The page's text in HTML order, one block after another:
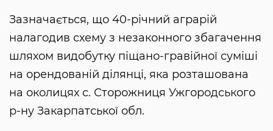
Зазначається, що 40-річний аграрій
налагодив схему з незаконного збагачення
шляхом видобутку піщано-гравійної суміші
на орендованій ділянці, яка розташована
на околицях с. Сторожниця Ужгородського
р-ну Закарпатської обл.